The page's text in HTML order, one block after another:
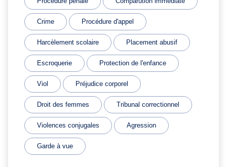
Crime Procédure d'appel
Harcèlement scolaire Placement abusif
Escroquerie Protection de l'enfance
Viol Préjudice corporel
Droit des femmes Tribunal correctionnel
Violences conjugales Agression
Garde à vue